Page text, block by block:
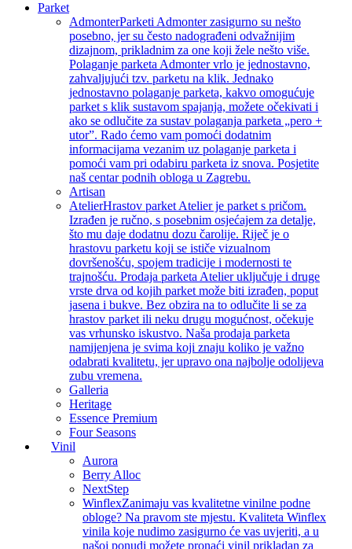
Parket
AdmonterParketi Admonter zasigurno su nešto
posebno, jer su često nadograđeni odvažnijim
dizajnom, prikladnim za one koji žele nešto više.
Polaganje parketa Admonter vrlo je jednostavno,
zahvaljujući tzv. parketu na klik. Jednako
jednostavno polaganje parketa, kakvo omogućuje
parket s klik sustavom spajanja, možete očekivati i
ako se odlučite za sustav polaganja parketa „pero +
utor”. Rado ćemo vam pomoći dodatnim
informacijama vezanim uz polaganje parketa i
pomoći vam pri odabiru parketa iz snova. Posjetite
naš centar podnih obloga u Zagrebu.
Artisan
AtelierHrastov parket Atelier je parket s pričom.
Izrađen je ručno, s posebnim osjećajem za detalje,
što mu daje dodatnu dozu čarolije. Riječ je o
hrastovu parketu koji se ističe vizualnom
dovršenošću, spojem tradicije i modernosti te
trajnošću. Prodaja parketa Atelier uključuje i druge
vrste drva od kojih parket može biti izrađen, poput
jasena i bukve. Bez obzira na to odlučite li se za
hrastov parket ili neku drugu mogućnost, očekuje
vas vrhunsko iskustvo. Naša prodaja parketa
namijenjena je svima koji znaju koliko je važno
odabrati kvalitetu, jer upravo ona najbolje odolijeva
zubu vremena.
Galleria
Heritage
Essence Premium
Four Seasons
Vinil
Aurora
Berry Alloc
NextStep
WinflexZanimaju vas kvalitetne vinilne podne
obloge? Na pravom ste mjestu. Kvaliteta Winflex
vinila koje nudimo zasigurno će vas uvjeriti, a u
našoj ponudi možete pronaći vinil prikladan za